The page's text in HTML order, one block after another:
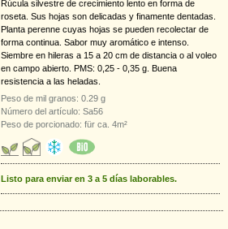
Rúcula silvestre de crecimiento lento en forma de
roseta. Sus hojas son delicadas y finamente dentadas.
Planta perenne cuyas hojas se pueden recolectar de
forma continua. Sabor muy aromático e intenso.
Siembre en hileras a 15 a 20 cm de distancia o al voleo
en campo abierto. PMS: 0,25 - 0,35 g. Buena
resistencia a las heladas.
Peso de mil granos: 0.29 g
Número del artículo: Sa56
Peso de porcionado: für ca. 4m²
Listo para enviar en 3 a 5 días laborables.